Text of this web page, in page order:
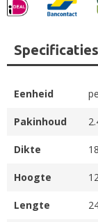
Specificaties
Eenheid
Pakinhoud
Dikte
Hoogte
Lengte